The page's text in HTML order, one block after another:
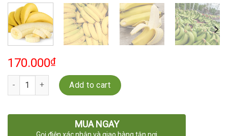
170.000₫
Quantity Add to cart
MUA NGAY
Gọi điện xác nhận và giao hàng tận nơi